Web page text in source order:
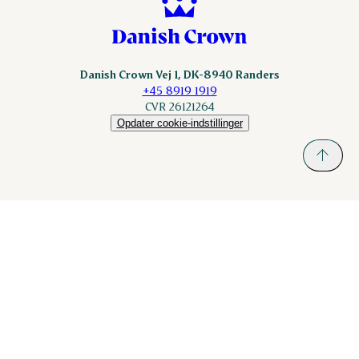
Danish Crown Vej 1, DK-8940 Randers
+45 8919 1919
CVR 26121264
Opdater cookie-indstillinger